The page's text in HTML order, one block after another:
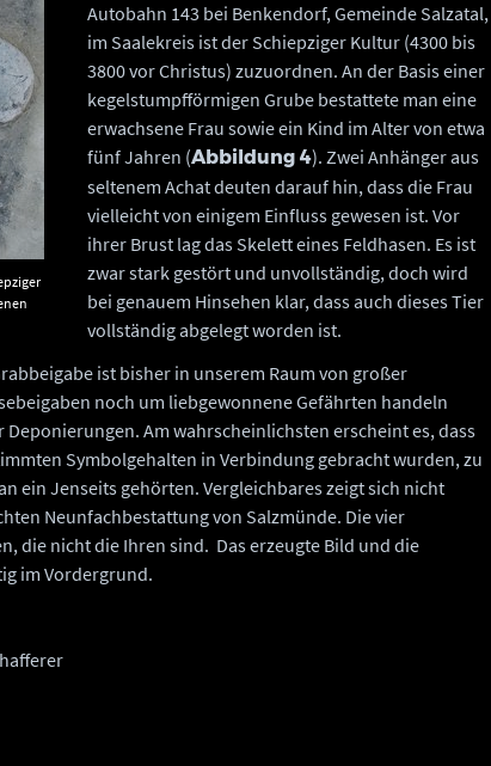
Autobahn 143 bei Benkendorf, Gemeinde Salzatal,
im Saalekreis ist der Schiepziger Kultur (4300 bis
3800 vor Christus) zuzuordnen. An der Basis einer
kegelstumpfförmigen Grube bestattete man eine
erwachsene Frau sowie ein Kind im Alter von etwa
fünf Jahren (Abbildung 4). Zwei Anhänger aus
seltenem Achat deuten darauf hin, dass die Frau
vielleicht von einigem Einfluss gewesen ist. Vor
ihrer Brust lag das Skelett eines Feldhasen. Es ist
zwar stark gestört und unvollständig, doch wird
bei genauem Hinsehen klar, dass auch dieses Tier
vollständig abgelegt worden ist.
ist bisher in unserem Raum von großer
noch um liebgewonnene Gefährten handeln
Am wahrscheinlichsten erscheint es, dass
Symbolgehalten in Verbindung gebracht wurden, zu
ein Jenseits gehörten. Vergleichbares zeigt sich nicht
Neunfachbestattung von Salzmünde. Die vier
die nicht die Ihren sind. Das erzeugte Bild und die
im Vordergrund.